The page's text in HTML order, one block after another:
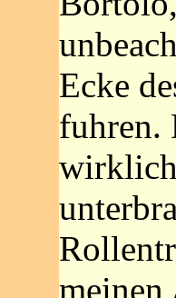
Ecke
fuhren.
meinen